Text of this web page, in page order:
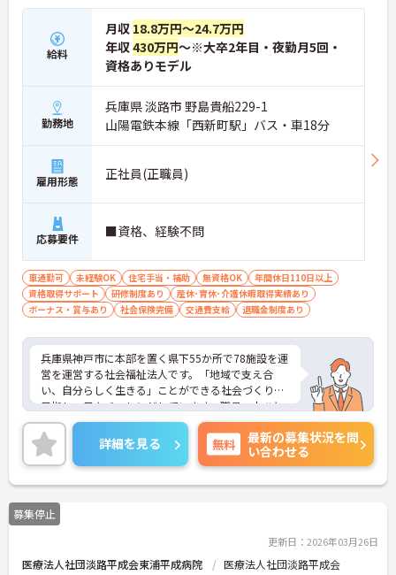
給料
月収 18.8万円～24.7万円
年収430万円～※大卒2年目・夜勤月5回・
資格ありモデル
勤務地
兵庫県 淡路市 野島貴船229-1
山陽電鉄本線「西新町駅」バス・車18分
雇用形態 正社員(正職員)
応募要件 ■資格、経験不問
車通勤可 未経験OK 住宅手当・補助 無資格OK
年間休日110日以上
資格取得サポート
研修制度あり
産休･育休･介護休暇取得実績あり
ボーナス・賞与あり
社会保険完備 交通費支給 退職金制度あり
兵庫県神戸市に本部を置く県下55か所で78施設を運
営を運営する社会福祉法人です。「地域で支え合
い、自分らしく生きる」ことができる社会づくりを
目指し、日々チャレンジしています。職員一人ひと
りも職員が、その能力を発揮できるような職場環境
づくりにも注力し、研修や自己研鑽のバックアップ
を整え、また職種の垣根を超えたチームワークを大
切に活気ある職場づくりを行なっています。ご興味
のある方には、面接対策ポイントなど、さらに詳細
をお話ししますのでお気軽にご相談ください！
詳細を見る 無料
最新の募集状況を問
い合わせる
募集停止
更新日：2026年03月26日
医療法人社団淡路平成会東浦平成病院 医療法人社団淡路平成会